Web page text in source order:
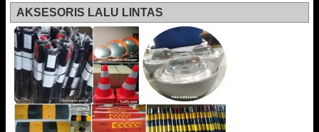
AKSESORIS LALU LINTAS